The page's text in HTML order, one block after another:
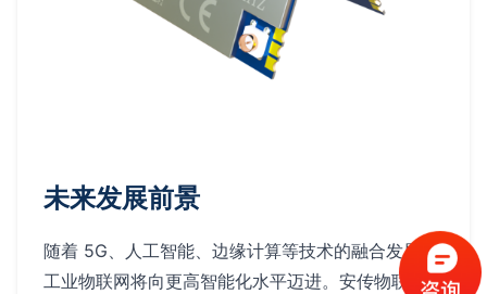
未来发展前景
随着 5G、人工智能、边缘计算等技术的融合发展，
工业物联网将向更高智能化水平迈进。安传物联将持